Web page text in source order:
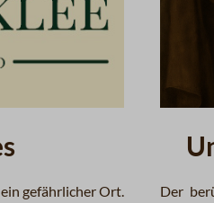
gefährlicher Ort.
Der